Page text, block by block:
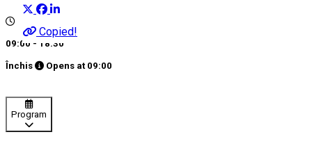
Copied!
09:00 - 18:30
Închis Opens at 09:00
Program